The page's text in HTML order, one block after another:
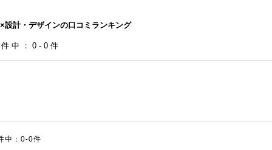
設計・デザインの口コミランキング
中：0-0件
中：0-0件